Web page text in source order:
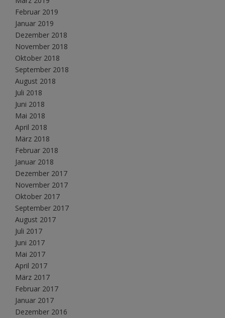
Februar 2019
Januar 2019
Dezember 2018
November 2018
Oktober 2018
September 2018
August 2018
Juli 2018
Juni 2018
Mai 2018
April 2018
März 2018
Februar 2018
Januar 2018
Dezember 2017
November 2017
Oktober 2017
September 2017
August 2017
Juli 2017
Juni 2017
Mai 2017
April 2017
März 2017
Februar 2017
Januar 2017
Dezember 2016